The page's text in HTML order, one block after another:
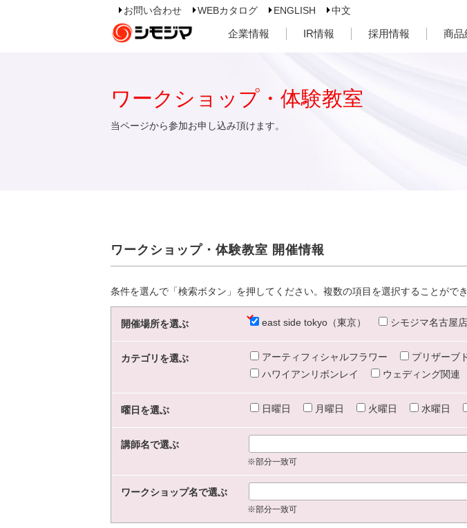
お問い合わせ WEBカタログ ENGLISH 中文
企業情報 IR情報 採用情報 商品
ワークショップ・体験教室
当ページから参加お申し込み頂けます。
ワークショップ・体験教室 開催情報
条件を選んで「検索ボタン」を押してください。複数の項目を選択することができ
開催場所を選ぶ east side tokyo（東京） シモジマ名古屋店
カテゴリを選ぶ アーティフィシャルフラワー プリザーブ
ハワイアンリボンレイ
ウェディング関連
曜日を選ぶ 日曜日 月曜日 火曜日 水曜日
講師名で選ぶ
※部分一致可
ワークショップ名で選ぶ
※部分一致可